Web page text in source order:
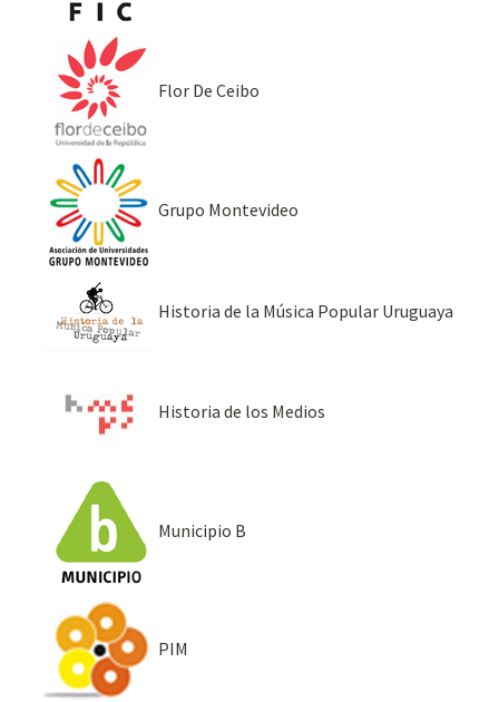
Flor De Ceibo
Grupo Montevideo
Historia de la Música Popular Uruguaya
Historia de los Medios
Municipio B
PIM